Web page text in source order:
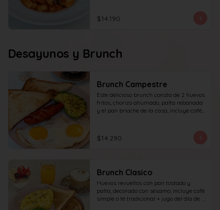
$14.190
Desayunos y Brunch
Brunch Campestre
Este delicioso brunch consta de 2 huevos
fritos, chorizo ahumado, palta rebanada
y el pan brioche de la casa, incluye café
$1.000 adicionales) + yogur griego con
granola y frutas de estación.
$14.290
Brunch Clasico
Huevos revueltos con pan tostado y
palta, decorado con sésamo; incluye café
simple o té tradicional + jugo del día de